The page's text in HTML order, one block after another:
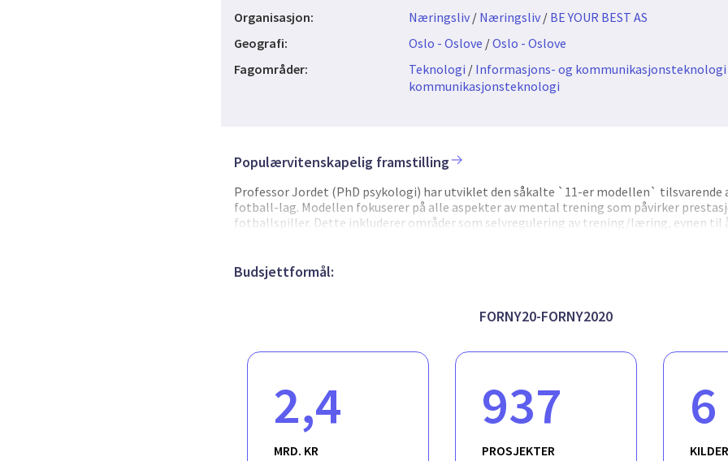
Organisasjon:
Næringsliv/ Næringsliv/ BE YOUR BEST AS
Geografi:
Oslo - Oslove /Oslo - Oslove
Fagområder:
Teknologi / Informasjons- og kommunikasjonsteknologi
kommunikasjonsteknologi
Populærvitenskapelig framstilling
Professor Jordet (PhD psykologi) har utviklet den såkalte `11-er modellen` tilsvarende
fotball-lag. Modellen fokuserer på alle aspekter av mental trening som påvirker
fotballspiller. Dette inkluderer områder som selvregulering av trening/læring, evnen til
gjennom Professor Jordet`s foredrag i 2015 for akademilederne i alle klubbene i Premier
samt i i separate møter med de fremst klubbene om temaet. Med orientering menes
et ballmottak er betydelig større. Det blir lettere å ta med ballen (hvis det ikke er
det er målt en såkalt orienteringsfrekvens mot en kontrollgruppe. Den viser at de beste
vil muliggjøre for en fotballspiller å trene på å øke sin orienteringsfrekvens på en PC-
Budsjettformål:
FORNY20-FORNY2020
2,4
MRD. KR
937
PROSJEKTER
6
KILDER